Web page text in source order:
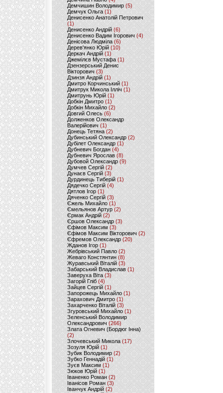
Демчишин Володимир (5)
Демчук Ольга(1)
Денисенко Анатолій Петрович
(1)
Денисенко Андрій (6)
Денисенко Вадим Ігорович (4)
Денісова Людміла(6)
Дерев'янко Юрій(10)
Деркач Андрій(1)
Джемілєв Мустафа (1)
Дзензерський Денис
Вікторович (3)
Дзинзя Андрій (1)
Дмитро Корчинський (1)
Дмитрук Микола Ілліч (1)
Дмитрунь Юрій (1)
Добкін Дмитро(1)
Добкін Михайло (2)
Довгий Олесь (6)
Долженков Олександр
Валерійович (1)
Донець Тетяна (2)
Дубинський Олександр(2)
Дубілет Олександр (1)
Дубневич Богдан (4)
Дубневич Ярослав (8)
Дубовой Олександр(9)
Думчев Сергій (2)
Дунаєв Сергій(3)
Дурдинець Тиберій (1)
Дядечко Сергій (4)
Дятлов Ігор (1)
Дяченко Сергій (3)
Єжель Михайло (1)
Ємельянов Артур (2)
Єрмак Андрій (2)
Єршов Олександр (3)
Єфімов Максим (3)
Єфімов Максим Вікторович (2)
Єфремов Олександр (20)
Жданов Ігор (1)
Жебрівський Павло (2)
Жеваго Констянтин (8)
Журавський Віталій (3)
Забарський Владислав (1)
Заверуха Віта (3)
Загорій Гліб (4)
Зайцев Сергій(1)
Запорожець Михайло (1)
Зарахович Дмитро (1)
Захарченко Віталій (3)
Згуровський Михайло (1)
Зеленський Володимир
Олександрович (266)
Злата Огневич (Бордюг Інна)
(2)
Злочевський Микола(17)
Зозуля Юрій (1)
Зубик Володимир (2)
Зубко Геннадій (1)
Зуєв Максим(1)
Зюков Юрій (1)
Іваненко Роман (2)
Іванісов Роман (3)
Іванчук Андрій(2)